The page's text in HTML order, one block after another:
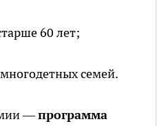
60 лет;
семей.
—программа